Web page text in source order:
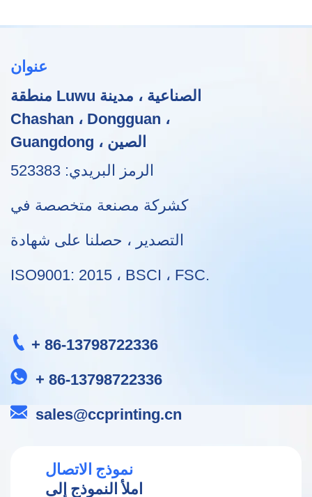
عنوان
منطقة Luwu الصناعية ، مدينة
Chashan ، Dongguan ،
Guangdong ، الصين
الرمز البريدي: 523383
كشركة مصنعة متخصصة في
التصدير ، حصلنا على شهادة
ISO9001: 2015 ، BSCI ، FSC.
+ 86-13798722336
+ 86-13798722336
sales@ccprinting.cn
نموذج الاتصال